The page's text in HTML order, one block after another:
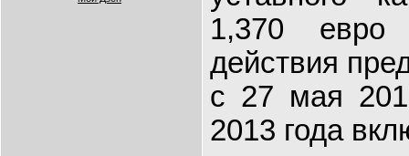
1,370
действия
с 27 мая
2013 года